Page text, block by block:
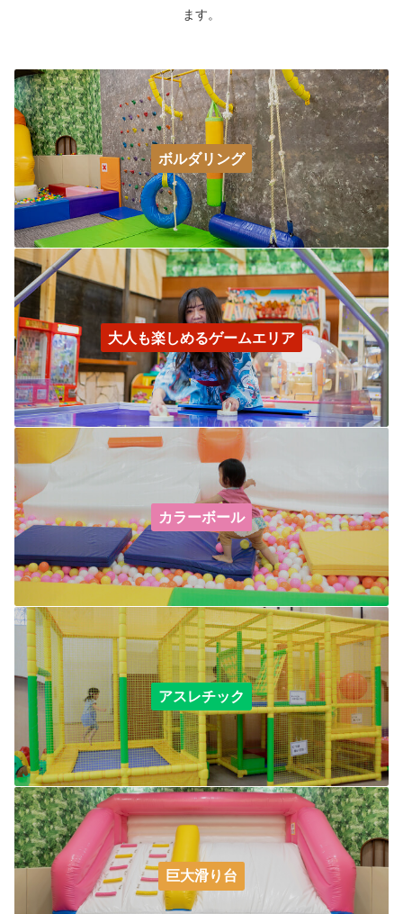
ます。
ボルダリング
⼤⼈も楽しめるゲームエリア
カラーボール
アスレチック
巨⼤滑り台